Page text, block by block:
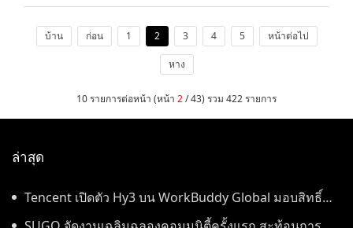
ประธานศาลรัฐธรรมนูญ ระบุอาจนำคดี
คนละกรณีกับคดีนี้ ย้ำตุลาการศาล-องค์
คณะมีความเป็นอิสระ
บ้าน ก่อน 1 2 3 4 5 หน้าต่อไป
หาง
10 รายการต่อหน้า (หน้า 2/ 43) รวม 422 รายการ
ล่าสุด
Tencent เปิดตัว Hy3 บน WorkBuddy Global มอบสิทธิ์